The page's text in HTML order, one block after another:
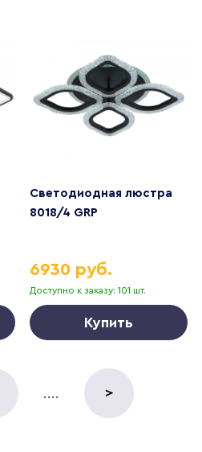
Светодиодная люстра
8018/4 GRP
Доступно к заказу: 101 шт.
6930 руб.
Купить
.... >